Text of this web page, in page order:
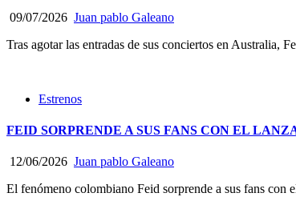
09/07/2026 Juan pablo Galeano
Tras agotar las entradas de sus conciertos en Australia,
Estrenos
FEID SORPRENDE A SUS FANS CON EL
12/06/2026 Juan pablo Galeano
El fenómeno colombiano Feid sorprende a sus fans